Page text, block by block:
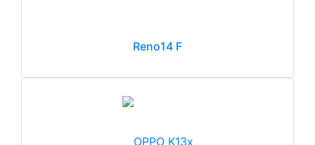
Reno14 F